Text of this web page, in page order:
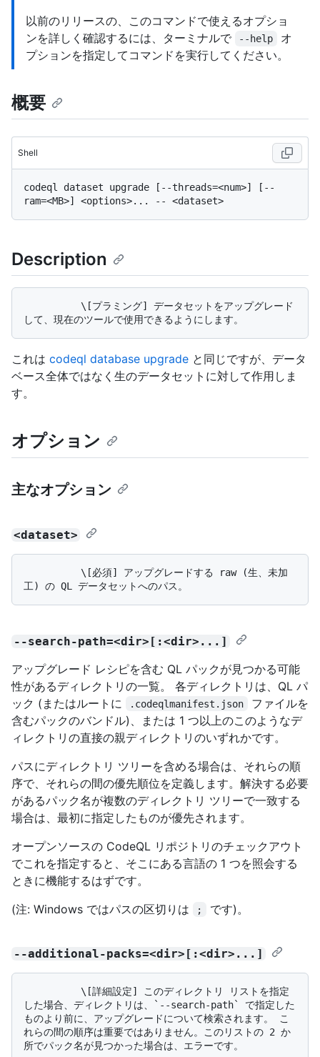
以前のリリースの、このコマンドで使えるオプショ
ンを詳しく確認するには、ターミナルで
--help
オ
プションを指定してコマンドを実行してください。
概要
Shell
codeql dataset upgrade [--threads=<num>] [--
Description
これは codeql database upgrade と同じですが、データ
ベース全体ではなく生のデータセットに対して作用しま
す。
オプション
主なオプション
<dataset>
--search-path=<dir>[:<dir>...]
アップグレード レシピを含む QL パックが見つかる可能
性があるディレクトリの一覧。 各ディレクトリは、QL パ
ック (またはルートに
.codeqlmanifest.json
ファイルを
含むパックのバンドル)、または 1 つ以上のこのようなデ
ィレクトリの直接の親ディレクトリのいずれかです。
パスにディレクトリ ツリーを含める場合は、それらの順
序で、それらの間の優先順位を定義します。解決する必要
があるパック名が複数のディレクトリ ツリーで一致する
場合は、最初に指定したものが優先されます。
オープンソースの CodeQL リポジトリのチェックアウト
でこれを指定すると、そこにある言語の 1 つを照会する
ときに機能するはずです。
(注: Windows ではパスの区切りは
; です)。
--additional-packs=<dir>[:<dir>...]
した場合、ディレクトリは、`--search-path` で指定した
ものより前に、アップグレードについて検索されます。 こ
れらの間の順序は重要ではありません。このリストの 2 か